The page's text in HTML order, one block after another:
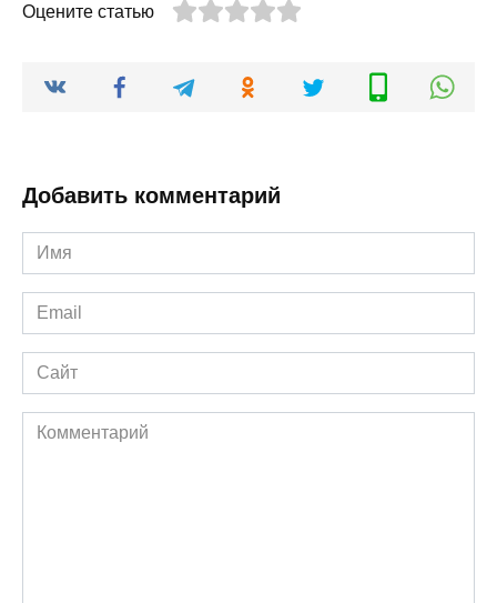
Оцените статью
Добавить комментарий
Имя
*
Email
*
Сайт
Комментарий